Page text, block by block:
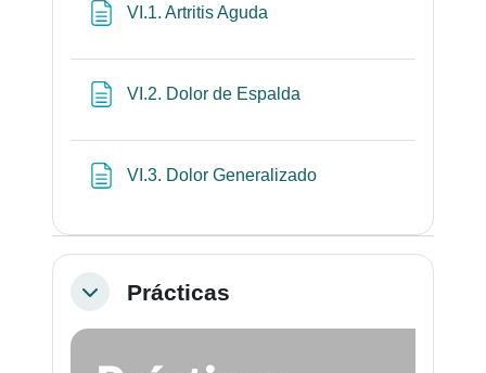
VI.1. Artritis Aguda
VI.2. Dolor de Espalda
VI.3. Dolor GeneralizadoPágina
ColapsarPrácticas